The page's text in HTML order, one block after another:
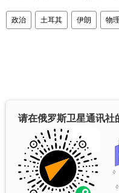
政治 土耳其 伊朗 物
请在俄罗斯卫星通讯社